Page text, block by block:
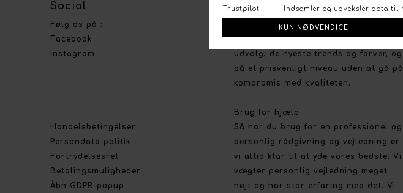
Social
Følg os på :
Facebook
Instagram
Handelsbetingelser
Persondata politik
Fortrydelsesret
Betalingsmuligheder
Åbn GDPR-popup
Om Boutique Dorthe
Stort udvalg og gode priser
Vi lægger stor vægt på et bredt
udvalg, de nyeste trends og farver, og
på et prisvenligt niveau uden at gå på
kompromis med kvaliteten.
Brug for hjælp
Så har du brug for en professionel og
personlig rådgivning og vejledning er
vi altid klar til at yde vores bedste. Vi
vægter personlig vejledning meget
højt og har stor erfaring med det. Vi